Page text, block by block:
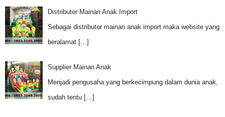
Distributor Mainan Anak Import
Sebagai distributor mainan anak import maka website yang
beralamat […]
Supplier Mainan Anak
Menjadi pengusaha yang berkecimpung dalam dunia anak,
sudah tentu […]